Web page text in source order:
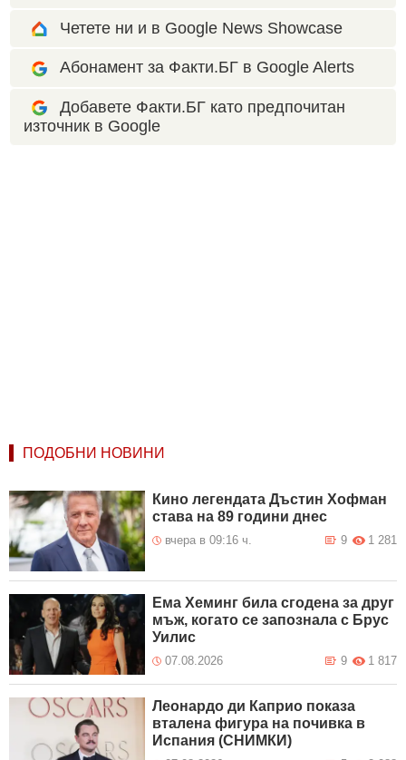
Четете ни и в Google News Showcase
Абонамент за Факти.БГ в Google Alerts
Добавете Факти.БГ като предпочитан
източник в Google
ПОДОБНИ НОВИНИ
Кино легендата Дъстин Хофман
става на 89 години днес
вчера в 09:16 ч. 1 281
9
Ема Хеминг била сгодена за друг
мъж, когато се запознала с Брус
Уилис
07.08.2026 1 817
9
Леонардо ди Каприо показа
вталена фигура на почивка в
Испания (СНИМКИ)